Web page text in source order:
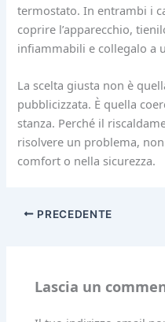
termostato. In entrambi i
coprire l’apparecchio,
infiammabili e collegalo a
La scelta giusta non è
pubblicizzata. È quella
stanza. Perché il
risolvere un problema,
comfort o nella sicurezza.
PRECEDENTE
Lascia un